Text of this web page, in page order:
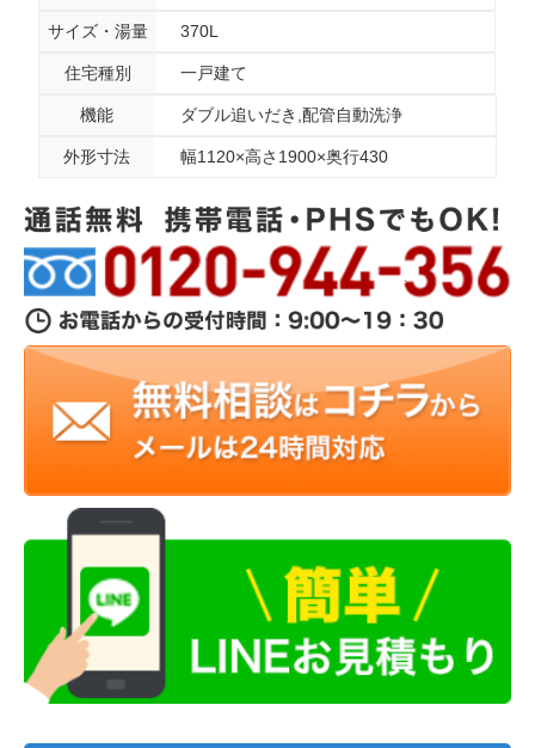
サイズ・湯量 370L
住宅種別 一戸建て
機能 ダブル追いだき,配管自動洗浄
外形寸法 幅1120×高さ1900×奥行430